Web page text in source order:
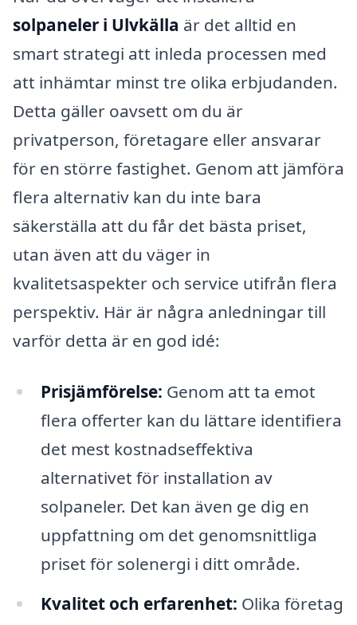
solpaneler i Ulvkälla är det alltid en
smart strategi att inleda processen med
att inhämtar minst tre olika erbjudanden.
Detta gäller oavsett om du är
privatperson, företagare eller ansvarar
för en större fastighet. Genom att jämföra
flera alternativ kan du inte bara
säkerställa att du får det bästa priset,
utan även att du väger in
kvalitetsaspekter och service utifrån flera
perspektiv. Här är några anledningar till
varför detta är en god idé:
Prisjämförelse: Genom att ta emot
flera offerter kan du lättare identifiera
det mest kostnadseffektiva
alternativet för installation av
solpaneler. Det kan även ge dig en
uppfattning om det genomsnittliga
priset för solenergi i ditt område.
Kvalitet och erfarenhet: Olika företag